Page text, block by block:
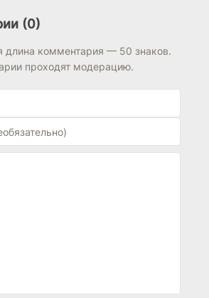
(0)
длина комментария — 50 знаков.
проходят модерацию.